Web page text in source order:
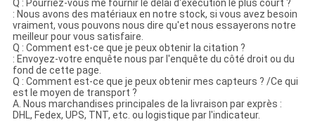
Q : Pourriez-vous me fournir le délai d'exécution le plus court ?
: Nous avons des matériaux en notre stock, si vous avez besoin
vraiment, vous pouvons nous dire qu'et nous essayerons notre
meilleur pour vous satisfaire.
Q : Comment est-ce que je peux obtenir la citation ?
: Envoyez-votre enquête nous par l'enquête du côté droit ou du
fond de cette page.
Q : Comment est-ce que je peux obtenir mes capteurs ? /Ce qui
est le moyen de transport ?
A. Nous marchandises principales de la livraison par exprès :
DHL, Fedex, UPS, TNT, etc. ou logistique par l'indicateur.